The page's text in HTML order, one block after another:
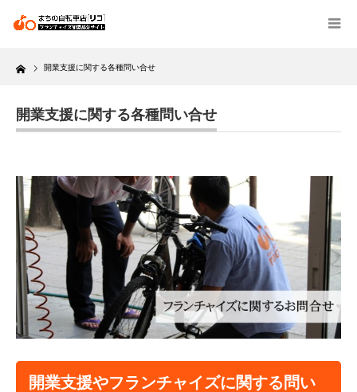
Home 開業支援に関する各種問い合せ
開業支援に関する各種問い合せ
開業支援やフランチャイズに関する問い